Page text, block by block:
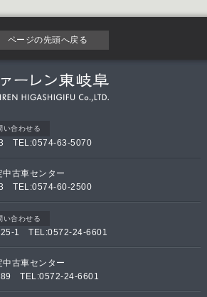
ページの先頭へ戻る
い合わせる
3 TEL:0574-63-5070
古車センター
3 TEL:0574-60-2500
い合わせる
25-1 TEL:0572-24-6601
古車センター
89 TEL:0572-24-6601